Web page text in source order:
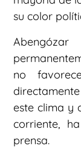
su color
no
este clima y
corriente,
prensa.